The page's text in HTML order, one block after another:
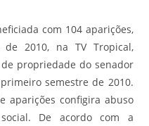
com 104 aparições,
2010, na TV Tropical,
propriedade do senador
semestre de 2010.
aparições configira abuso
De acordo com a